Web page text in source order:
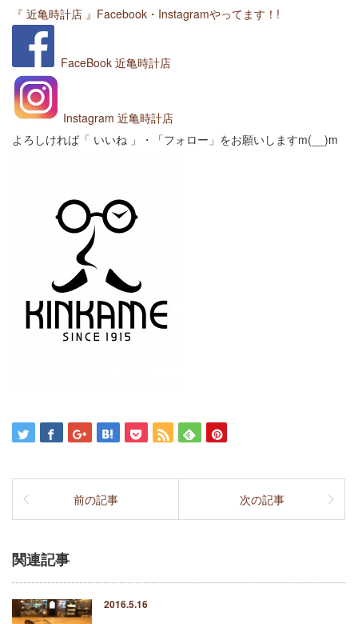
『 近亀時計店 』Facebook・Instagramやってます！!
FaceBook 近亀時計店
Instagram 近亀時計店
よろしければ「 いいね 」・「フォロー」をお願いしますm(__)m
前の記事 次の記事
関連記事
2016.5.16